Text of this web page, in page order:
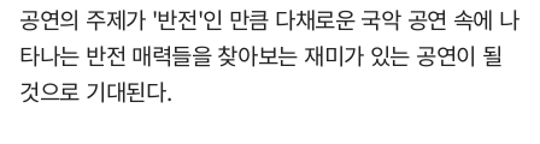
공연의 주제가 '반전'인 만큼 다채로운 국악 공연 속에 나
타나는 반전 매력들을 찾아보는 재미가 있는 공연이 될
것으로 기대된다.